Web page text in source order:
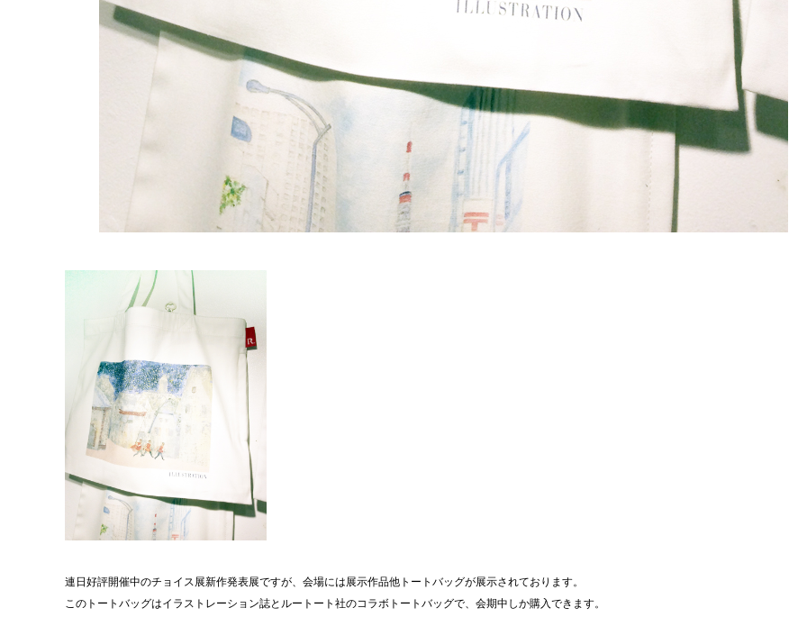
連日好評開催中のチョイス展新作発表展ですが、会場には展示作品他トートバッグが展示されております。
このトートバッグはイラストレーション誌とルートート社のコラボトートバッグで、会期中しか購入できます。